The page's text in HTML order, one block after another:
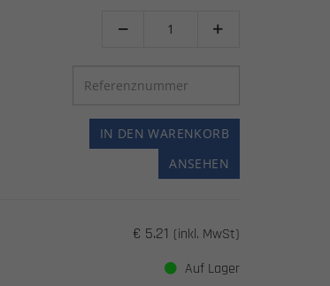
 
IN DEN WARENKORB
ANSEHEN
€ 5.21 (inkl. MwSt)
Auf Lager